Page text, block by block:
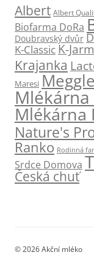
Albert Albert
Biofarma DoRa
Doubravský dvůr
K-ClassicK-
Krajanka
Maresi Meggle
Mlékárna
Mlékárna
Nature's
Ranko Rodinná
Srdce Domova
Česká chuť
© 2026 Akční mléko